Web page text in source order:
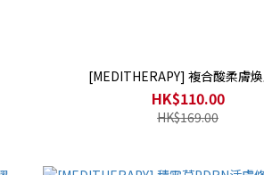
[MEDITHERAPY] 複合酸柔膚
HK$110.00
HK$169.00